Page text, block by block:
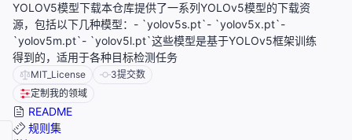
YOLOV5模型下载本仓库提供了一系列YOLOv5模型的下载资
源，包括以下几种模型：- `yolov5s.pt`- `yolov5x.pt`-
`yolov5m.pt`- `yolov5l.pt`这些模型是基于YOLOv5框架训练
得到的，适用于各种目标检测任务
MIT_License 3提交数
定制我的领域
README
规则集